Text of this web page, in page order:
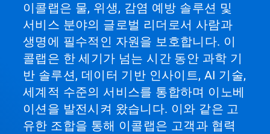
이콜랩은 물, 위생, 감염 예방 솔루션 및
서비스 분야의 글로벌 리더로서 사람과
생명에 필수적인 자원을 보호합니다. 이
콜랩은 한 세기가 넘는 시간 동안 과학 기
반 솔루션, 데이터 기반 인사이트, AI 기술,
세계적 수준의 서비스를 통합하며 이노베
이션을 발전시켜 왔습니다. 이와 같은 고
유한 조합을 통해 이콜랩은 고객과 협력